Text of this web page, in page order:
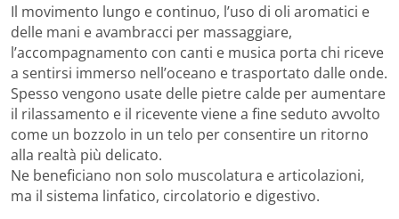
Il movimento lungo e continuo, l’uso di oli aromatici e
delle mani e avambracci per massaggiare,
l’accompagnamento con canti e musica porta chi riceve
a sentirsi immerso nell’oceano e trasportato dalle onde.
Spesso vengono usate delle pietre calde per aumentare
il rilassamento e il ricevente viene a fine seduto avvolto
come un bozzolo in un telo per consentire un ritorno
alla realtà più delicato.
Ne beneficiano non solo muscolatura e articolazioni,
ma il sistema linfatico, circolatorio e digestivo.